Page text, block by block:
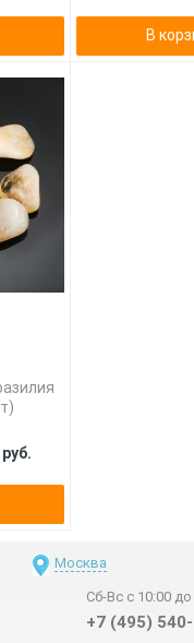
В
Москва
Сб-Вс с 10:00 до
+7 (495)